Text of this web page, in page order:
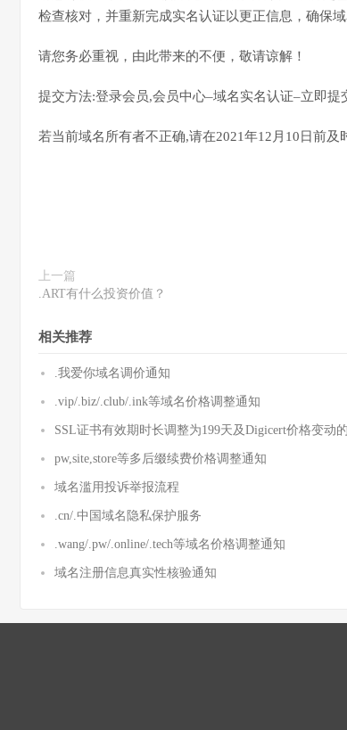
检查核对，并重新完成实名认证以更正信息，确保
请您务必重视，由此带来的不便，敬请谅解！
提交方法:登录会员,会员中心–域名实名认证–立即提
若当前域名所有者不正确,请在2021年12月10日前
上一篇
.ART有什么投资价值？
相关推荐
.我爱你域名调价通知
.vip/.biz/.club/.ink等域名价格调整通知
SSL证书有效期时长调整为199天及Digicert价格变动
pw,site,store等多后缀续费价格调整通知
域名滥用投诉举报流程
.cn/.中国域名隐私保护服务
.wang/.pw/.online/.tech等域名价格调整通知
域名注册信息真实性核验通知